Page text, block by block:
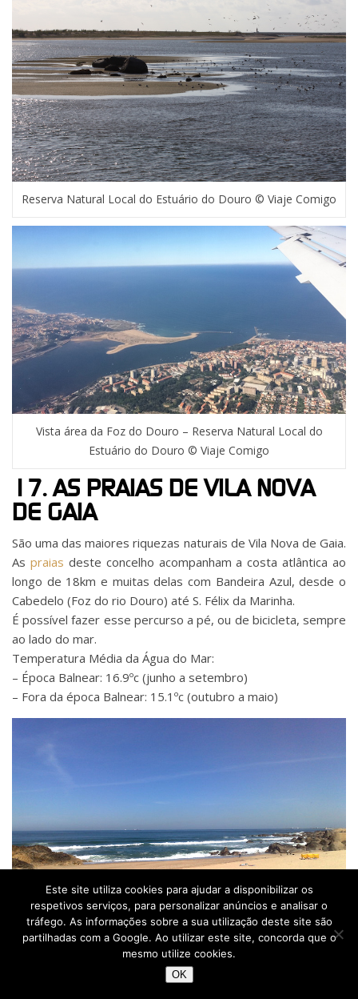
Reserva Natural Local do Estuário do Douro © Viaje Comigo
Vista área da Foz do Douro – Reserva Natural Local do
Estuário do Douro © Viaje Comigo
17. AS PRAIAS DE VILA NOVA
DE GAIA
São uma das maiores riquezas naturais de Vila Nova de Gaia.
As praias deste concelho acompanham a costa atlântica ao
longo de 18km e muitas delas com Bandeira Azul, desde o
Cabedelo (Foz do rio Douro) até S. Félix da Marinha.
É possível fazer esse percurso a pé, ou de bicicleta, sempre
ao lado do mar.
Temperatura Média da Água do Mar:
– Época Balnear: 16.9ºc (junho a setembro)
– Fora da época Balnear: 15.1ºc (outubro a maio)
Praia das Pedras Amarelas – Vila Nova de Gaia © Viaje
Este site utiliza cookies para ajudar a disponibilizar os
respetivos serviços, para personalizar anúncios e analisar o
tráfego. As informações sobre a sua utilização deste site são
partilhadas com a Google. Ao utilizar este site, concorda que o
mesmo utilize cookies.
OK